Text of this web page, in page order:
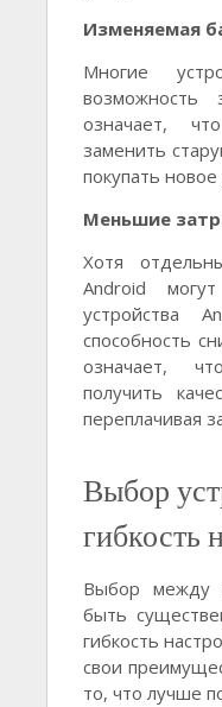
Изменяемая
Многие
возможность
означает,
заменить
покупать новое
Меньшие
Хотя
Android
устройства
способность
означает,
получить
переплачивая
Выбор
гибкость
Выбор между
быть
гибкость
свои
то, что лучше